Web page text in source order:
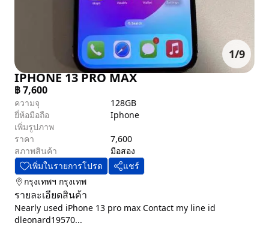
1/9
IPHONE 13 PRO MAX
฿7,600
ความจุ
128GB
ยี่ห้อมือถือ
Iphone
เพิ่มรูปภาพ
ราคา
7,600
สภาพสินค้า
มือสอง
เพิ่มในรายการโปรด
แชร์
กรุงเทพฯ กรุงเทพ
รายละเอียดสินค้า
Nearly used iPhone 13 pro max Contact my line id
dleonard19570...